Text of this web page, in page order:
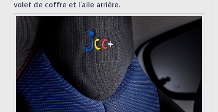
volet de coffre et l’aile arrière.